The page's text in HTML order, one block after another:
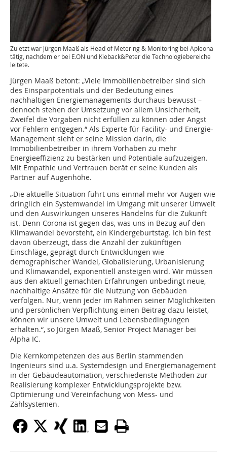
Zuletzt war Jürgen Maaß als Head of Metering & Monitoring bei Apleona
tätig, nachdem er bei E.ON und Kieback&Peter die Technologiebereiche
leitete.
Jürgen Maaß betont: „Viele Immobilienbetreiber sind sich
des Einsparpotentials und der Bedeutung eines
nachhaltigen Energiemanagements durchaus bewusst –
dennoch stehen der Umsetzung vor allem Unsicherheit,
Zweifel die Vorgaben nicht erfüllen zu können oder Angst
vor Fehlern entgegen.“ Als Experte für Facility- und Energie-
Management sieht er seine Mission darin, die
Immobilienbetreiber in ihrem Vorhaben zu mehr
Energieeffizienz zu bestärken und Potentiale aufzuzeigen.
Mit Empathie und Vertrauen berät er seine Kunden als
Partner auf Augenhöhe.
„Die aktuelle Situation führt uns einmal mehr vor Augen wie
dringlich ein Systemwandel im Umgang mit unserer Umwelt
und den Auswirkungen unseres Handelns für die Zukunft
ist. Denn Corona ist gegen das, was uns in Bezug auf den
Klimawandel bevorsteht, ein Kindergeburtstag. Ich bin fest
davon überzeugt, dass die Anzahl der zukünftigen
Einschläge, geprägt durch Entwicklungen wie
demographischer Wandel, Globalisierung, Urbanisierung
und Klimawandel, exponentiell ansteigen wird. Wir müssen
aus den aktuell gemachten Erfahrungen unbedingt neue,
nachhaltige Ansätze für die Nutzung von Gebäuden
verfolgen. Nur, wenn jeder im Rahmen seiner Möglichkeiten
und persönlichen Verpflichtung einen Beitrag dazu leistet,
können wir unsere Umwelt und Lebensbedingungen
erhalten.“, so Jürgen Maaß, Senior Project Manager bei
Alpha IC.
Die Kernkompetenzen des aus Berlin stammenden
Ingenieurs sind u.a. Systemdesign und Energiemanagement
in der Gebäudeautomation, verschiedenste Methoden zur
Realisierung komplexer Entwicklungsprojekte bzw.
Optimierung und Vereinfachung von Mess- und
Zählsystemen.